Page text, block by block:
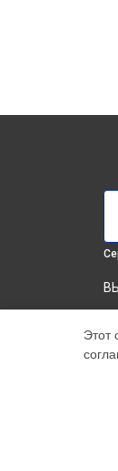
Этот